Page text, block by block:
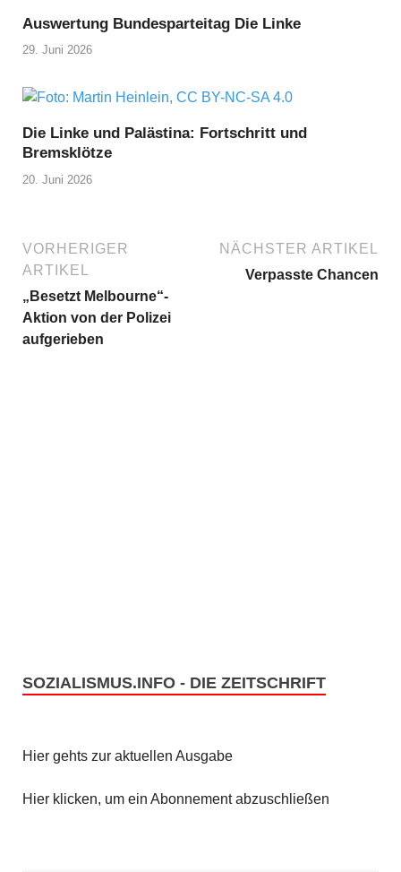
Auswertung Bundesparteitag Die Linke
29. Juni 2026
Die Linke und Palästina: Fortschritt und
Bremsklötze
20. Juni 2026
VORHERIGER
ARTIKEL
„Besetzt Melbourne“-
Aktion von der Polizei
aufgerieben
NÄCHSTER ARTIKEL
Verpasste Chancen
SOZIALISMUS.INFO - DIE ZEITSCHRIFT
Hier gehts zur aktuellen Ausgabe
Hier klicken, um ein Abonnement abzuschließen